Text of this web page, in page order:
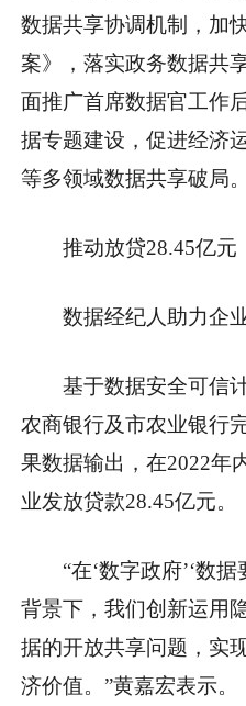
数据共享协调机制，加
案》，落实政务数据共
面推广首席数据官工作
据专题建设，促进经济
等多领域数据共享破局。
推动放贷28.45亿元
数据经纪人助力企
基于数据安全可信
农商银行及市农业银行
果数据输出，在2022年
业发放贷款28.45亿元。
“在‘数字政府’‘数
背景下，我们创新运用
据的开放共享问题，实
济价值。”黄嘉宏表示。